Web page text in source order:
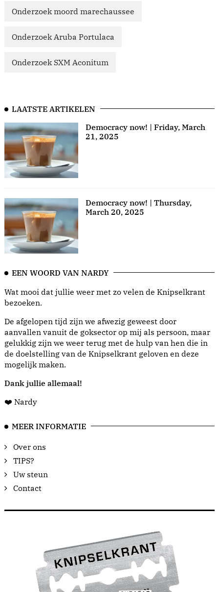
Onderzoek moord marechaussee
Onderzoek Aruba Portulaca
Onderzoek SXM Aconitum
LAATSTE ARTIKELEN
Democracy now! | Friday, March
21, 2025
Democracy now! | Thursday,
March 20, 2025
EEN WOORD VAN NARDY
Wat mooi dat jullie weer met zo velen de Knipselkrant
bezoeken.
De afgelopen tijd zijn we afwezig geweest door
aanvallen vanuit de goksector op mij als persoon, maar
gelukkig zijn we weer terug met de hulp van hen die in
de doelstelling van de Knipselkrant geloven en deze
mogelijk maken.
Dank jullie allemaal!
❤️ Nardy
MEER INFORMATIE
Over ons
TIPS?
Uw steun
Contact